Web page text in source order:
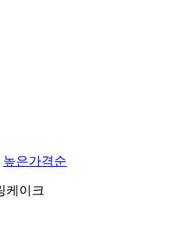
높은가격순